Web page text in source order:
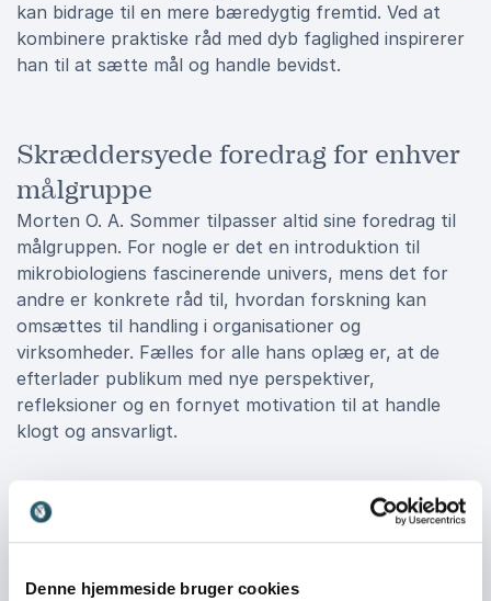
Denne hjemmeside bruger cookies
kan bidrage til en mere bæredygtig fremtid. Ved at
kombinere praktiske råd med dyb faglighed inspirerer
han til at sætte mål og handle bevidst.
Skræddersyede foredrag for enhver
målgruppe
Morten O. A. Sommer tilpasser altid sine foredrag til
målgruppen. For nogle er det en introduktion til
mikrobiologiens fascinerende univers, mens det for
andre er konkrete råd til, hvordan forskning kan
omsættes til handling i organisationer og
virksomheder. Fælles for alle hans oplæg er, at de
efterlader publikum med nye perspektiver,
refleksioner og en fornyet motivation til at handle
klogt og ansvarligt.
Book Morten O. A. Sommer til jeres
Hvis I ønsker en foredragsholder, der kombinerer dyb